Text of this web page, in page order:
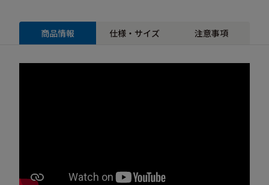
商品情報 仕様・サイズ 注意事項